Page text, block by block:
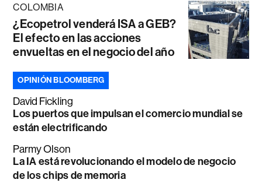
COLOMBIA
¿Ecopetrol venderá ISA a GEB?
El efecto en las acciones
envueltas en el negocio del año
OPINIÓN BLOOMBERG
David Fickling
Los puertos que impulsan el comercio mundial se
están electrificando
Parmy Olson
La IA está revolucionando el modelo de negocio
de los chips de memoria